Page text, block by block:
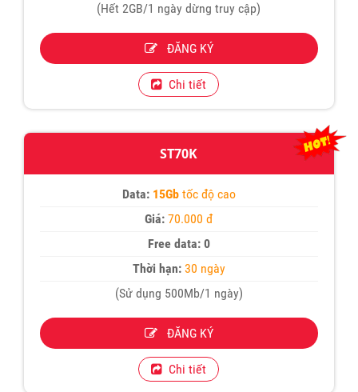
(Hết 2GB/1 ngày dừng truy cập)
ĐĂNG KÝ
Chi tiết
ST70K
Data:15Gbtốc độ cao
Giá:70.000 đ
Free data: 0
Thời hạn:30 ngày
(Sử dụng 500Mb/1 ngày)
ĐĂNG KÝ
Chi tiết